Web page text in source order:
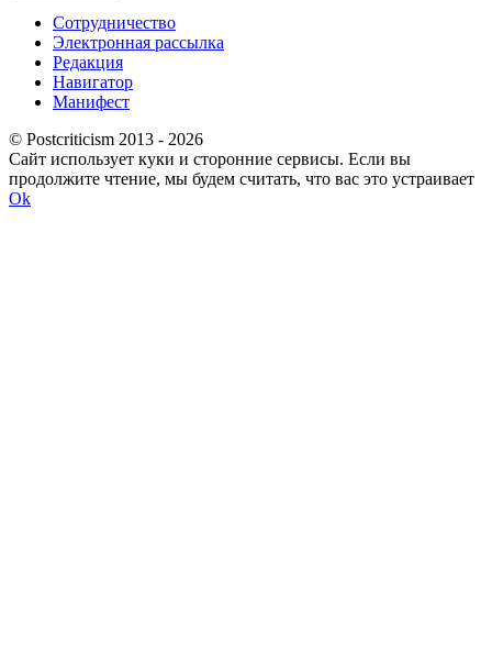
Сотрудничество
Электронная рассылка
Редакция
Навигатор
Манифест
© Postcriticism 2013 - 2026
Сайт использует куки и сторонние сервисы. Если вы
продолжите чтение, мы будем считать, что вас это устраивает
Ok